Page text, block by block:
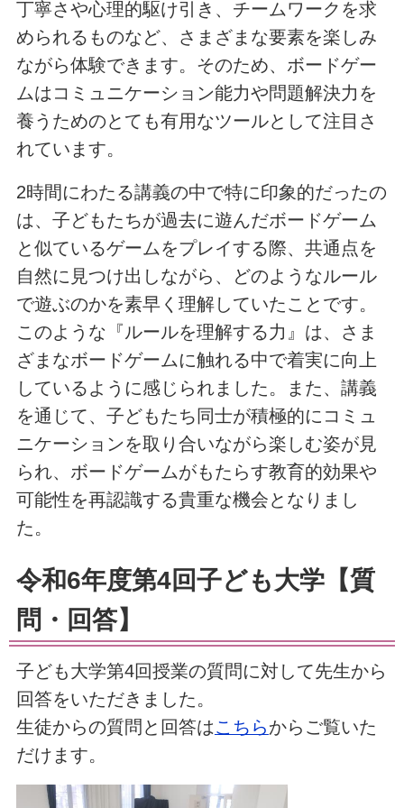
丁寧さや心理的駆け引き、チームワークを求
められるものなど、さまざまな要素を楽しみ
ながら体験できます。そのため、ボードゲー
ムはコミュニケーション能力や問題解決力を
養うためのとても有用なツールとして注目さ
れています。
2時間にわたる講義の中で特に印象的だったの
は、子どもたちが過去に遊んだボードゲーム
と似ているゲームをプレイする際、共通点を
自然に見つけ出しながら、どのようなルール
で遊ぶのかを素早く理解していたことです。
このような『ルールを理解する力』は、さま
ざまなボードゲームに触れる中で着実に向上
しているように感じられました。また、講義
を通じて、子どもたち同士が積極的にコミュ
ニケーションを取り合いながら楽しむ姿が見
られ、ボードゲームがもたらす教育的効果や
可能性を再認識する貴重な機会となりまし
た。
令和6年度第4回子ども大学【質
問・回答】
子ども大学第4回授業の質問に対して先生から
回答をいただきました。
生徒からの質問と回答はこちらからご覧いた
だけます。